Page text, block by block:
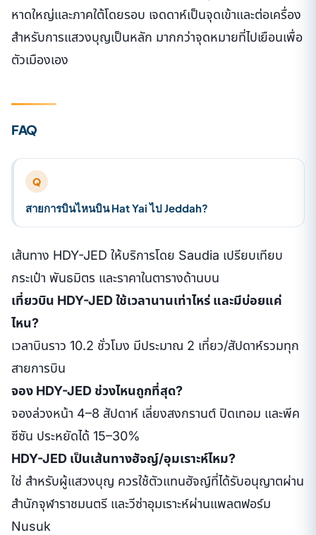
หาดใหญ่และภาคใต้โดยรอบ เจดดาห์เป็นจุดเข้าและต่อเครื่อง
สำหรับการแสวงบุญเป็นหลัก มากกว่าจุดหมายที่ไปเยือนเพื่อ
ตัวเมืองเอง
FAQ
Q
สายการบินไหนบิน Hat Yai ไป Jeddah?
เส้นทาง HDY-JED ให้บริการโดย Saudia เปรียบเทียบ
กระเป๋า พันธมิตร และราคาในตารางด้านบน
เที่ยวบิน HDY-JED ใช้เวลานานเท่าไหร่ และมีบ่อยแค่
ไหน?
เวลาบินราว 10.2 ชั่วโมง มีประมาณ 2 เที่ยว/สัปดาห์รวมทุก
สายการบิน
จอง HDY-JED ช่วงไหนถูกที่สุด?
จองล่วงหน้า 4–8 สัปดาห์ เลี่ยงสงกรานต์ ปิดเทอม และพีค
ซีซัน ประหยัดได้ 15–30%
HDY-JED เป็นเส้นทางฮัจญ์/อุมเราะห์ไหม?
ใช่ สำหรับผู้แสวงบุญ ควรใช้ตัวแทนฮัจญ์ที่ได้รับอนุญาตผ่าน
สำนักจุฬาราชมนตรี และวีซ่าอุมเราะห์ผ่านแพลตฟอร์ม
Nusuk